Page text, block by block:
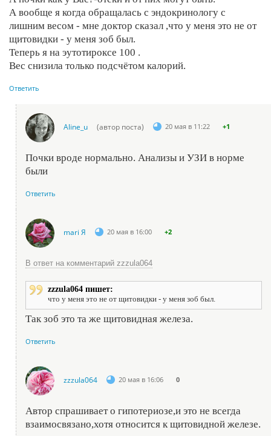
А вообще я когда обращалась с эндокринологу с
лишним весом - мне доктор сказал ,что у меня это не от
щитовидки - у меня зоб был.
Теперь я на эутотироксе 100 .
Вес снизила только подсчётом калорий.
Ответить
Aline_u (автор поста) 20 мая в 11:22 +1
Почки вроде нормально. Анализы и УЗИ в норме
были
Ответить
mari Я 20 мая в 16:00 +2
В ответ на комментарий zzzula064
zzzula064 пишет:
что у меня это не от щитовидки - у меня зоб был.
Так зоб это та же щитовидная железа.
Ответить
zzzula064 20 мая в 16:06 0
Автор спрашивает о гипотериозе,и это не всегда
взаимосвязано,хотя относится к щитовидной железе.